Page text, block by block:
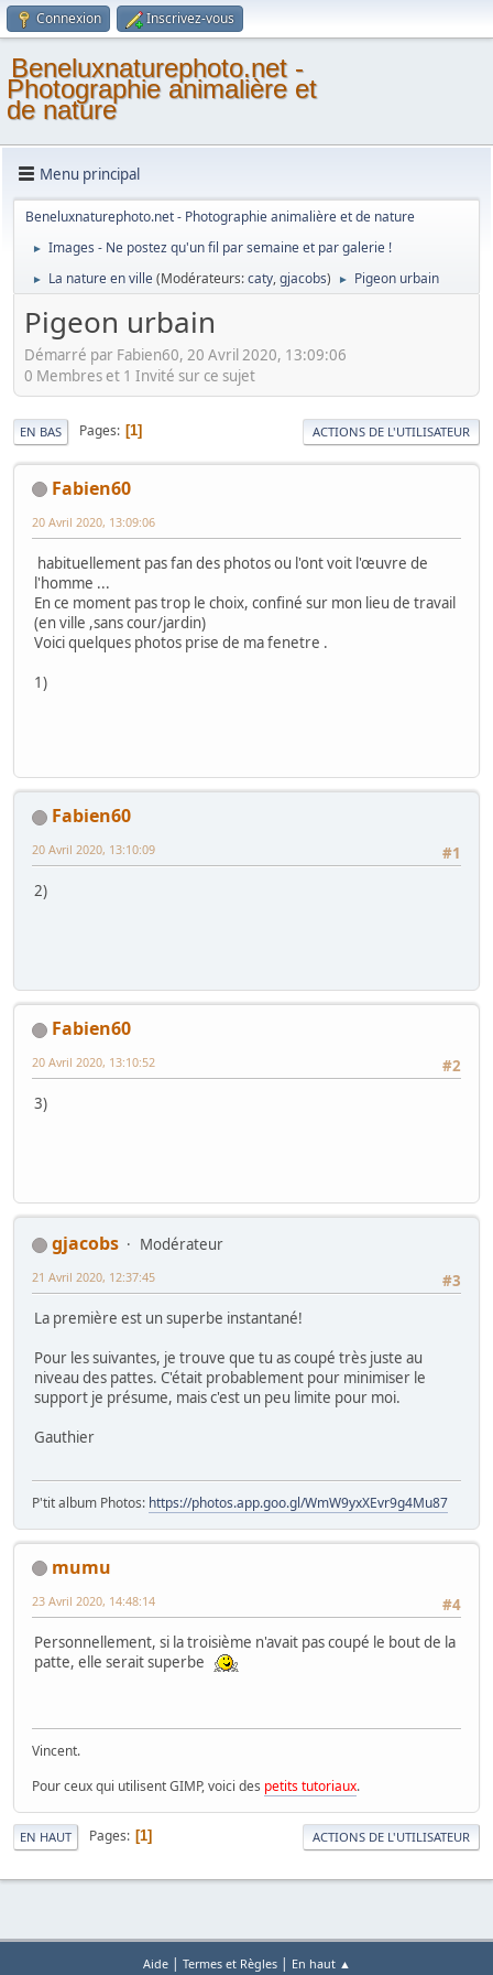
Connexion Inscrivez-vous
Beneluxnaturephoto.net -
Photographie animalière et
de nature
Menu principal
Beneluxnaturephoto.net - Photographie animalière et de nature
► Images - Ne postez qu'un fil par semaine et par galerie !
► La nature en ville(Modérateurs:caty,gjacobs) ► Pigeon urbain
Pigeon urbain
Démarré par Fabien60, 20 Avril 2020, 13:09:06
0 Membres et 1 Invité sur ce sujet
EN BAS Pages 1 ACTIONS DE L'UTILISATEUR
Fabien60
20 Avril 2020, 13:09:06
habituellement pas fan des photos ou l'ont voit l'œuvre de
l'homme ...
En ce moment pas trop le choix, confiné sur mon lieu de travail
(en ville ,sans cour/jardin)
Voici quelques photos prise de ma fenetre .
1)
Fabien60
#1
20 Avril 2020, 13:10:09
2)
Fabien60
#2
20 Avril 2020, 13:10:52
3)
gjacobs
Modérateur
#3
21 Avril 2020, 12:37:45
La première est un superbe instantané!
Pour les suivantes, je trouve que tu as coupé très juste au
niveau des pattes. C'était probablement pour minimiser le
support je présume, mais c'est un peu limite pour moi.
Gauthier
P'tit album Photos: https://photos.app.goo.gl/WmW9yxXEvr9g4Mu87
mumu
#4
23 Avril 2020, 14:48:14
Personnellement, si la troisième n'avait pas coupé le bout de la
patte, elle serait superbe
Vincent.
Pour ceux qui utilisent GIMP, voici des petits tutoriaux.
EN HAUT Pages 1 ACTIONS DE L'UTILISATEUR
Aide| Termes et Règles| En haut ▲